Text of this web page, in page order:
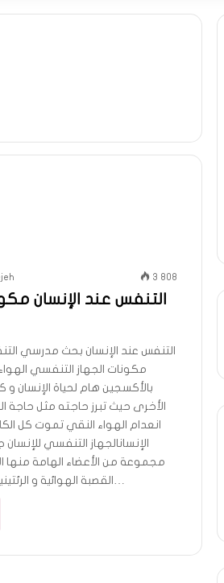
3 808
التنفس عند الإنسان
التنفس عند الإنسان بحث مدرسي
مكونات الجهاز التنفسي
بالأكسجين هام لحياة الإنسان و
الأخرى حيث تبرز حاجته مثل حاجة
انعدام الهواء النقي تموت كل
الإنسانالجهاز التنفسي
مجموعة من الأعضاء الهامة منها
القصبة الهوائية و الرئتينيدخل الهواء من…